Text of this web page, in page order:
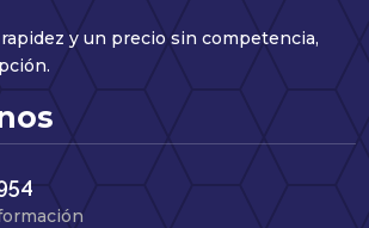
y un precio sin competencia,